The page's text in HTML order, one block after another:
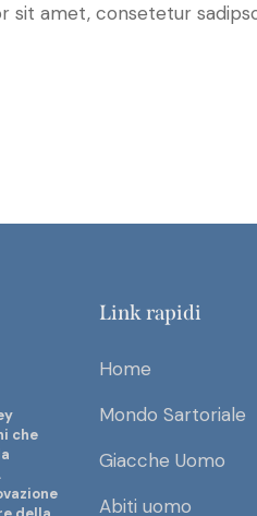
sit amet, consetetur
che
Link rapidi
Home
Mondo Sartoriale
Giacche Uomo
Abiti uomo